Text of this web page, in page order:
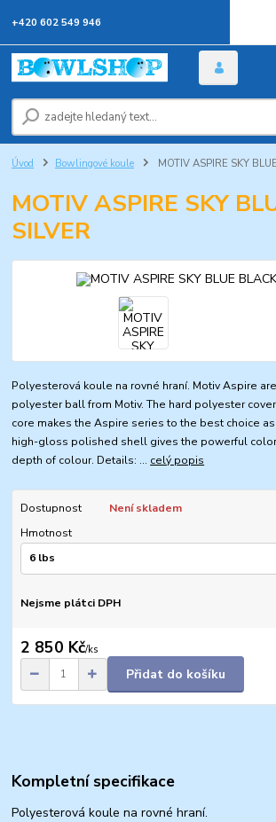
+420 602 549 946
Úvod Bowlingové koule MOTIV ASPIRE SKY
MOTIV ASPIRE SKY
SILVER
Polyesterová koule na rovné hraní. Motiv Aspire
polyester ball from Motiv. The hard polyester
core makes the Aspire series to the best choice
high-gloss polished shell gives the powerful
depth of colour. Details: ... celý popis
Dostupnost
Není skladem
Hmotnost
Nejsme plátci DPH
2 850 Kč/ks
Přidat do košíku
Kompletní specifikace
Polyesterová koule na rovné hraní.